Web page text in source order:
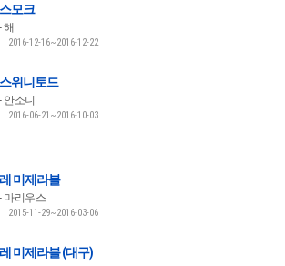
스모크
해
2016-12-16~2016-12-22
스위니토드
안소니
2016-06-21~2016-10-03
레 미제라블
마리우스
2015-11-29~2016-03-06
레 미제라블 (대구)